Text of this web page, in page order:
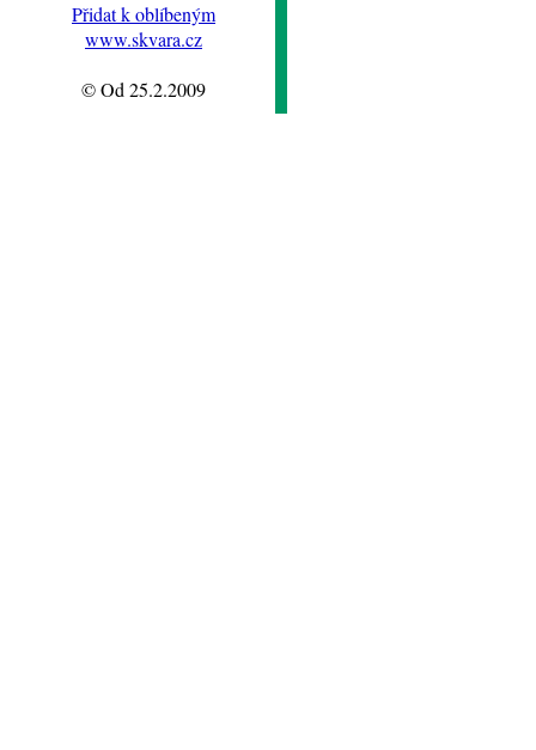
Přidat k oblíbeným
www.skvara.cz
© Od 25.2.2009